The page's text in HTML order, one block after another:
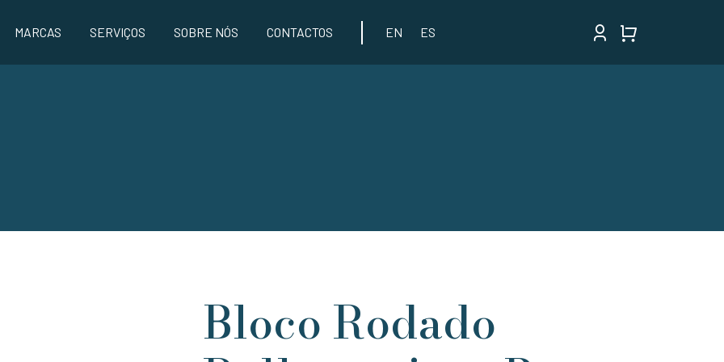
MARCAS SERVIÇOS SOBRE NÓS CONTACTOS EN ES
Bloco Rodado